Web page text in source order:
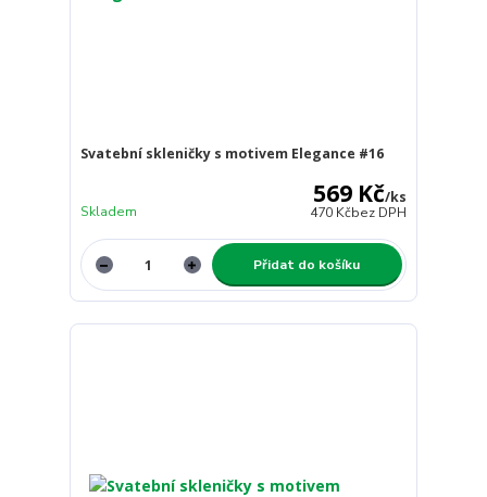
Svatební skleničky s motivem Elegance #16
569 Kč/ks
470 Kčbez DPH
Skladem
Přidat do košíku